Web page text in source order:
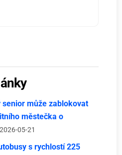
může zablokovat
městečka o
05-21
s rychlostí 225